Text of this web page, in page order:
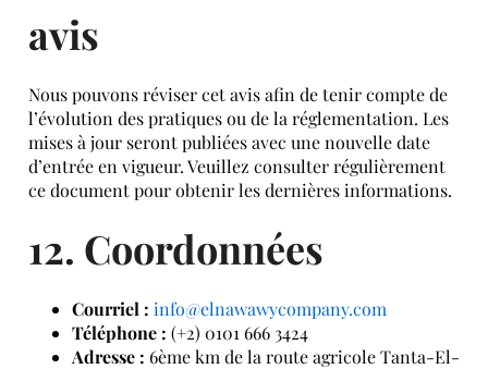
avis
Nous pouvons réviser cet avis afin de tenir compte de
l’évolution des pratiques ou de la réglementation. Les
mises à jour seront publiées avec une nouvelle date
d’entrée en vigueur. Veuillez consulter régulièrement
ce document pour obtenir les dernières informations.
12. Coordonnées
Courriel : info@elnawawycompany.com
Téléphone : (+2) 0101 666 3424
Adresse : 6ème km de la route agricole Tanta-El-